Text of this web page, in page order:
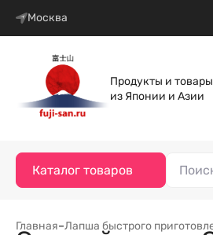
Москва
Продукты и товары
из Японии и Азии
Каталог товаров
Главная–Лапша быстрого